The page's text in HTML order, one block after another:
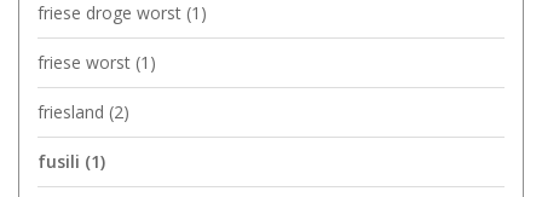
friese droge worst (1)
friese worst (1)
friesland (2)
fusili (1)